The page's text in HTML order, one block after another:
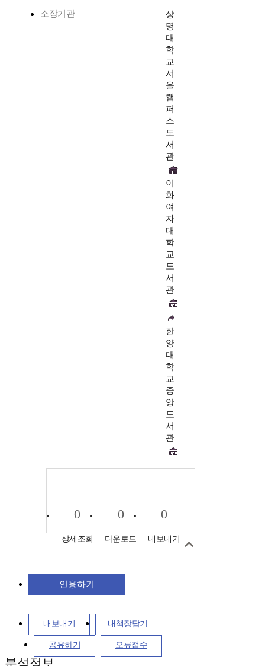
소장기관
상
명
대
학
교
서
울
캠
퍼
스
도
서
관
이
화
여
자
대
학
교
도
서
관
한
양
대
학
교
중
앙
도
서
관
0
상세조회
0
다운로드
0
내보내기
인용하기
내보내기 내책장담기
공유하기 오류접수